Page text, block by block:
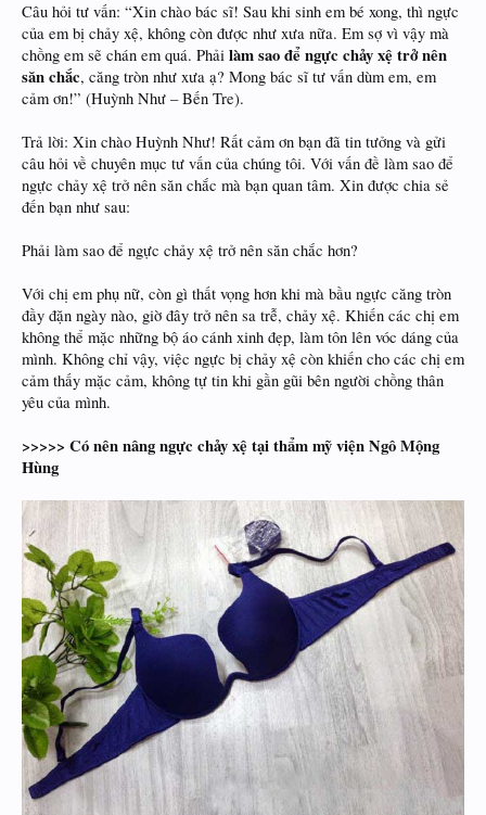
Câu hỏi tư vấn: “Xin chào bác sĩ! Sau khi sinh em bé xong, thì ngực
của em bị chảy xệ, không còn được như xưa nữa. Em sợ vì vậy mà
chồng em sẽ chán em quá. Phải làm sao để ngực chảy xệ trở nên
săn chắc, căng tròn như xưa ạ? Mong bác sĩ tư vấn dùm em, em
cảm ơn!” (Huỳnh Như – Bến Tre).
Trả lời: Xin chào Huỳnh Như! Rất cảm ơn bạn đã tin tưởng và gửi
câu hỏi về chuyên mục tư vấn của chúng tôi. Với vấn đề làm sao để
ngực chảy xệ trở nên săn chắc mà bạn quan tâm. Xin được chia sẻ
đến bạn như sau:
Phải làm sao để ngực chảy xệ trở nên săn chắc hơn?
Với chị em phụ nữ, còn gì thất vọng hơn khi mà bầu ngực căng tròn
đầy đặn ngày nào, giờ đây trở nên sa trễ, chảy xệ. Khiến các chị em
không thể mặc những bộ áo cánh xinh đẹp, làm tôn lên vóc dáng của
mình. Không chỉ vậy, việc ngực bị chảy xệ còn khiến cho các chị em
cảm thấy mặc cảm, không tự tin khi gần gũi bên người chồng thân
yêu của mình.
>>>>> Có nên nâng ngực chảy xệ tại thẩm mỹ viện Ngô Mộng
Hùng